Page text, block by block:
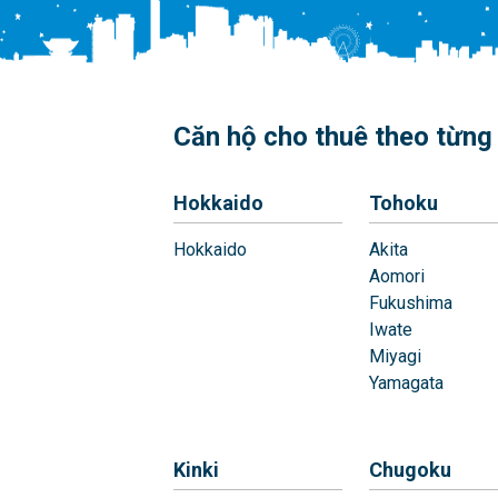
Căn hộ cho thuê theo
Hokkaido
Hokkaido
Tohoku
Akita
Aomori
Fukushima
Iwate
Miyagi
Yamagata
Kinki Chugoku